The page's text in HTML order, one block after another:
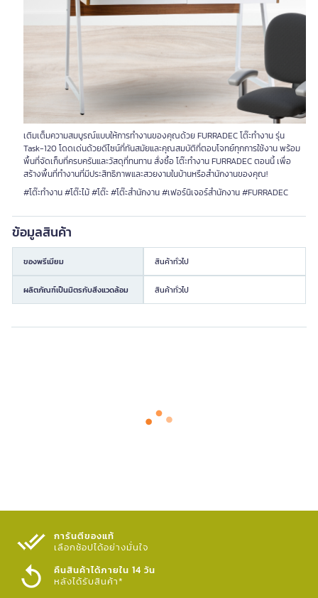
เติมเต็มความสมบูรณ์แบบให้การทำงานของคุณด้วย FURRADEC โต๊ะทำงาน รุ่น
Task-120 โดดเด่นด้วยดีไซน์ที่ทันสมัยและคุณสมบัติที่ตอบโจทย์ทุกการใช้งาน พร้อม
พื้นที่จัดเก็บที่ครบครันและวัสดุที่ทนทาน สั่งซื้อ โต๊ะทำงาน FURRADEC ตอนนี้ เพื่อ
สร้างพื้นที่ทำงานที่มีประสิทธิภาพและสวยงามในบ้านหรือสำนักงานของคุณ!
#โต๊ะทำงาน #โต๊ะไม้ #โต๊ะ #โต๊ะสำนักงาน #เฟอร์นิเจอร์สำนักงาน #FURRADEC
ข้อมูลสินค้า
ของพรีเมียม สินค้าทั่วไป
ผลิตภัณฑ์เป็นมิตรกับสิ่งแวดล้อม สินค้าทั่วไป
การันตีของแท้
เลือกช้อปได้อย่างมั่นใจ​
คืนสินค้าได้ภายใน 14 วัน
หลังได้รับสินค้า*